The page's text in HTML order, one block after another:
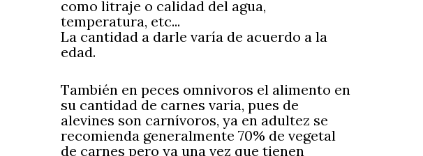
como litraje o calidad del agua,
temperatura, etc...
La cantidad a darle varía de acuerdo a la
edad.
También en peces omnivoros el alimento en
su cantidad de carnes varia, pues de
alevines son carnívoros, ya en adultez se
recomienda generalmente 70% de vegetal
de carnes pero ya una vez que tienen